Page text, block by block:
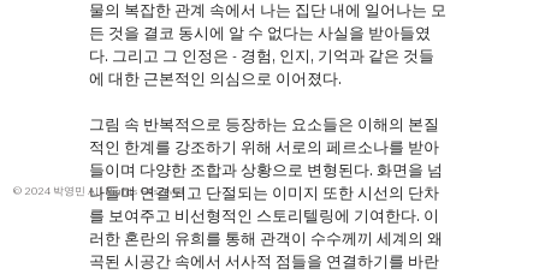
물의 복잡한 관계 속에서 나는 집단 내에 일어나는 모
든 것을 결코 동시에 알 수 없다는 사실을 받아들였
다. 그리고 그 인정은 - 경험, 인지, 기억과 같은 것들
에 대한 근본적인 의심으로 이어졌다.
그림 속 반복적으로 등장하는 요소들은 이해의 본질
적인 한계를 강조하기 위해 서로의 페르소나를 받아
들이며 다양한 조합과 상황으로 변형된다. 화면을 넘
나들며 연결되고 단절되는 이미지 또한 시선의 단차
를 보여주고 비선형적인 스토리텔링에 기여한다. 이
러한 혼란의 유희를 통해 관객이 수수께끼 세계의 왜
곡된 시공간 속에서 서사적 점들을 연결하기를 바란
© 2024 박영민 All Rights Reserved